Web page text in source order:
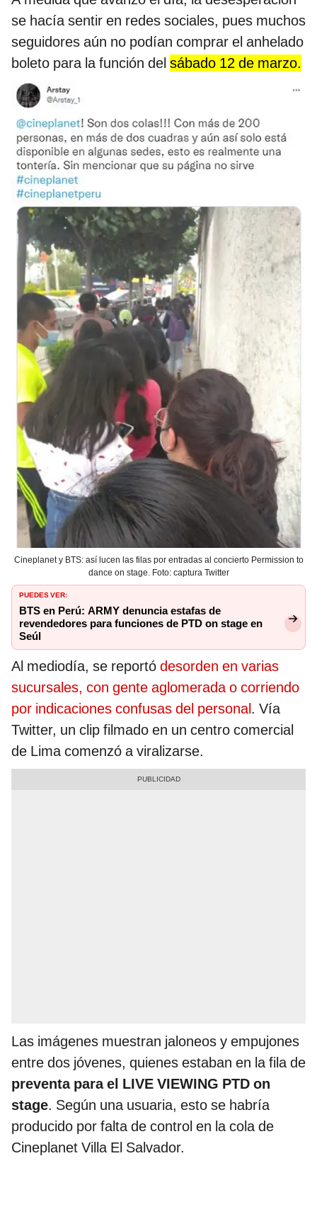
se hacía sentir en redes sociales, pues muchos
seguidores aún no podían comprar el anhelado
boleto para la función del sábado 12 de marzo.
Cineplanet y BTS: así lucen las filas por entradas al concierto Permission to
dance on stage. Foto: captura Twitter
PUEDES VER:
BTS en Perú: ARMY denuncia estafas de
revendedores para funciones de PTD on stage en
Seúl
Al mediodía, se reportó desorden en varias
sucursales, con gente aglomerada o corriendo
por indicaciones confusas del personal. Vía
Twitter, un clip filmado en un centro comercial
de Lima comenzó a viralizarse.
Las imágenes muestran jaloneos y empujones
entre dos jóvenes, quienes estaban en la fila de
preventa para el LIVE VIEWING PTD on
stage. Según una usuaria, esto se habría
producido por falta de control en la cola de
Cineplanet Villa El Salvador.